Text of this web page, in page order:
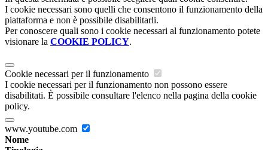
I cookie necessari sono quelli che consentono il funzionamento della
piattaforma e non è possibile disabilitarli.
Per conoscere quali sono i cookie necessari al funzionamento potete
visionare la COOKIE POLICY.
Cookie necessari per il funzionamento
I cookie necessari per il funzionamento non possono essere
disabilitati. È possibile consultare l'elenco nella pagina della cookie
policy.
www.youtube.com
Nome